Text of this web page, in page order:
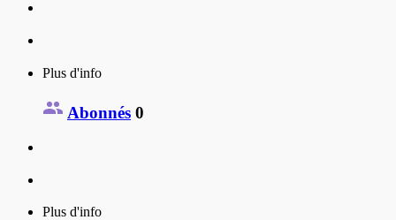
Plus d'info
Abonnés 0
Plus d'info